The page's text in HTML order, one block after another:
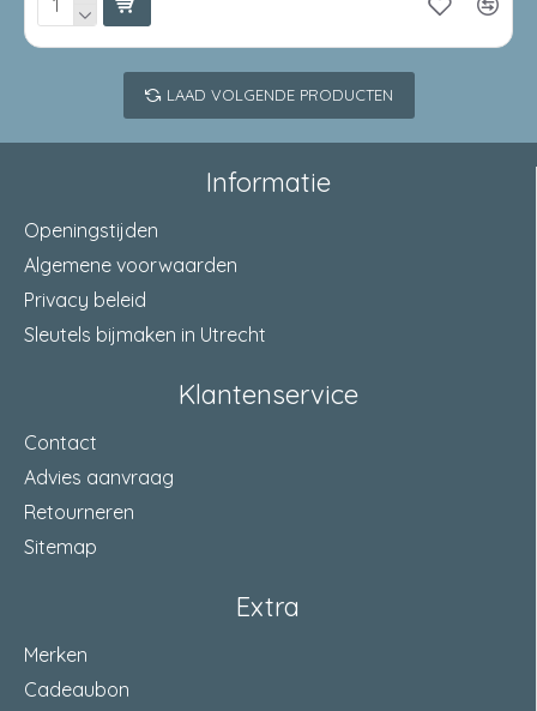
LAAD VOLGENDE PRODUCTEN
Informatie
Openingstijden
Algemene voorwaarden
Privacy beleid
Sleutels bijmaken in Utrecht
Klantenservice
Contact
Advies aanvraag
Retourneren
Sitemap
Extra
Merken
Cadeaubon